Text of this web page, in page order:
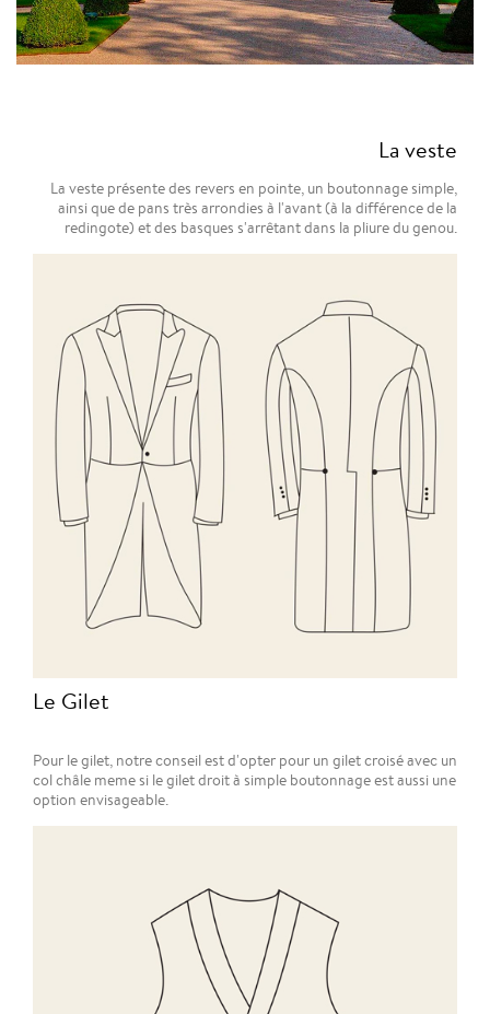
La veste
La veste présente des revers en pointe, un boutonnage simple,
ainsi que de pans très arrondies à l'avant (à la différence de la
redingote) et des basques s'arrêtant dans la pliure du genou.
Le Gilet
Pour le gilet, notre conseil est d'opter pour un gilet croisé avec un
col châle meme si le gilet droit à simple boutonnage est aussi une
option envisageable.